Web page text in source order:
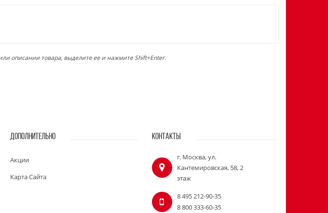
описании товара, выделите ее и нажмите Shift+Enter.
ДОПОЛНИТЕЛЬНО
Акции
Карта Сайта
КОНТАКТЫ
г. Москва, ул.
Кантемировская, 58, 2
этаж
8 495 212-90-35
8 800 333-60-35